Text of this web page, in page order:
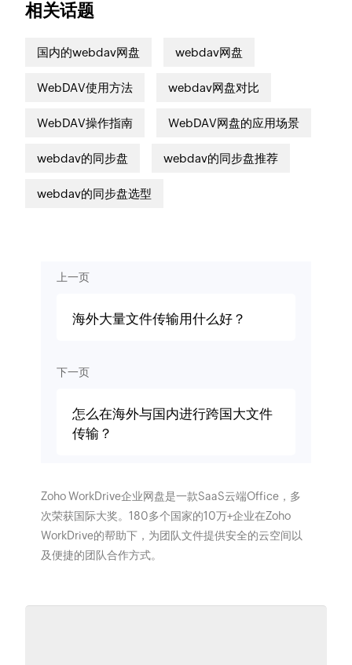
相关话题
国内的webdav网盘 webdav网盘
WebDAV使用方法 webdav网盘对比
WebDAV操作指南 WebDAV网盘的应用场景
webdav的同步盘 webdav的同步盘推荐
webdav的同步盘选型
上一页
海外大量文件传输用什么好？
下一页
怎么在海外与国内进行跨国大文件
传输？
Zoho WorkDrive企业网盘是一款SaaS云端Office，多
次荣获国际大奖。180多个国家的10万+企业在Zoho
WorkDrive的帮助下，为团队文件提供安全的云空间以
及便捷的团队合作方式。